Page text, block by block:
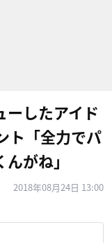
ーしたアイド
ト「全力でパ
がね」
2018年08月24日 13:00